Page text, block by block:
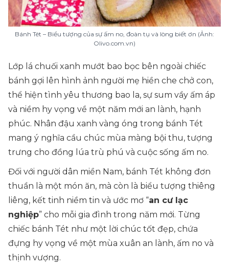
Bánh Tét – Biểu tượng của sự ấm no, đoàn tụ và lòng biết ơn (Ảnh:
Olivo.com.vn)
Lớp lá chuối xanh mướt bao bọc bên ngoài chiếc
bánh gợi lên hình ảnh người mẹ hiền che chở con,
thể hiện tình yêu thương bao la, sự sum vầy ấm áp
và niềm hy vọng về một năm mới an lành, hạnh
phúc. Nhân đậu xanh vàng óng trong bánh Tét
mang ý nghĩa cầu chúc mùa màng bội thu, tượng
trưng cho đồng lúa trù phú và cuộc sống ấm no.
Đối với người dân miền Nam, bánh Tét không đơn
thuần là một món ăn, mà còn là biểu tượng thiêng
liêng, kết tinh niềm tin và ước mơ “an cư lạc
nghiệp” cho mỗi gia đình trong năm mới. Từng
chiếc bánh Tét như một lời chúc tốt đẹp, chứa
đựng hy vọng về một mùa xuân an lành, ấm no và
thịnh vượng.